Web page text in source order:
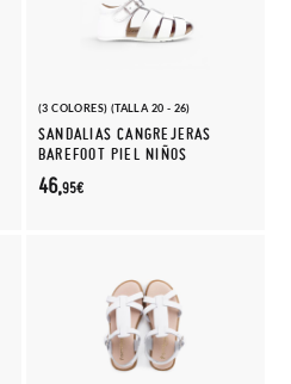
(3 COLORES) (TALLA 20 - 26)
SANDALIAS CANGREJERAS
BAREFOOT PIEL NIÑOS
46,95€